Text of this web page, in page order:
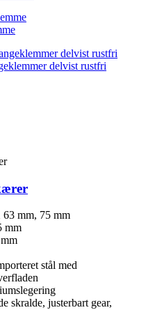
delvist rustfri
63 mm, 75 mm
mm
stål med
skralde, justerbart gear,